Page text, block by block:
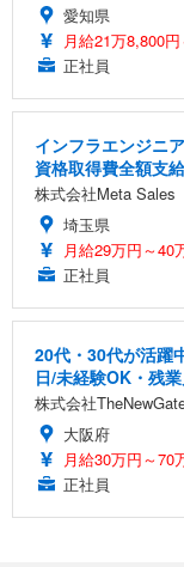
愛知県
月給21万8,800
正社員
インフラエンジニ
資格取得費全額支
株式会社Meta Sales
埼玉県
月給29万円～40
正社員
20代・30代が活躍
日/未経験OK・残
株式会社
大阪府
月給30万円～70
正社員